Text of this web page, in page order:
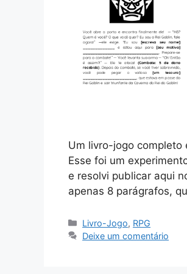
Um livro-jogo completo
Esse foi um
e resolvi publicar aqui
apenas 8 parágrafos,
Categorias
Livro-Jogo, RPG
Deixe um comentário